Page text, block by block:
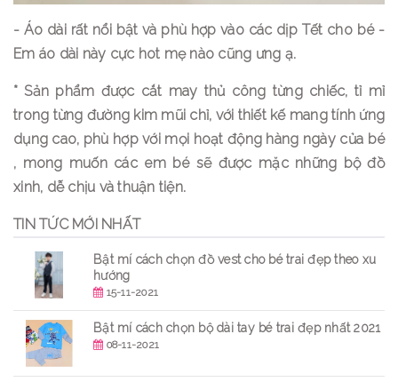
- Áo dài rất nổi bật và phù hợp vào các dịp Tết cho bé -
Em áo dài này cực hot mẹ nào cũng ưng ạ.
* Sản phẩm được cắt may thủ công từng chiếc, tỉ mỉ
trong từng đường kim mũi chỉ, với thiết kế mang tính ứng
dụng cao, phù hợp với mọi hoạt động hàng ngày của bé
, mong muốn các em bé sẽ được mặc những bộ đồ
xinh, dễ chịu và thuận tiện.
TIN TỨC MỚI NHẤT
Bật mí cách chọn đồ vest cho bé trai đẹp theo xu
hướng
15-11-2021
Bật mí cách chọn bộ dài tay bé trai đẹp nhất 2021
08-11-2021